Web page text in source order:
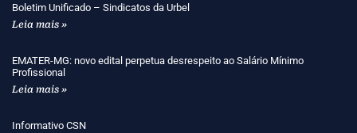
Boletim Unificado – Sindicatos da Urbel
Leia mais »
EMATER-MG: novo edital perpetua desrespeito ao Salário Mínimo
Profissional
Leia mais »
Informativo CSN